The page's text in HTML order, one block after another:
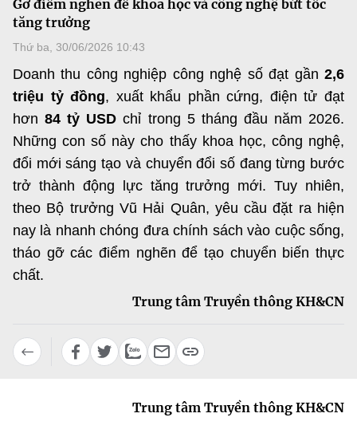
Sở Khoa học và Công nghệ
Chuyển đổi số
Sở hữu trí tuệ
Tiêu chuẩn, đo lường, chất lượng
Năng lượng nguyên tử
Tin tổng hợp
Tin địa phương
Văn bản QPPL
Lấy ý kiến người dân về dự thảo VBQPPL
MST IOFFICE
THỐNG KÊ
Khoa học và Công nghệ
Đổi mới sáng tạo
Chuyển đổi số
Bưu chính, Viễn thông
Sở hữu trí tuệ
Multimedia
THƯ ĐIỆN TỬ
Khác
Videos
Infographic
Ảnh
Chọn ngôn ngữ
Gỡ điểm nghẽn để khoa học và công nghệ bứt tốc
tăng trưởng
Thứ ba, 30/06/2026 10:43
Doanh thu công nghiệp công nghệ số đạt gần 2,6
triệu tỷ đồng, xuất khẩu phần cứng, điện tử đạt
hơn84 tỷ USD chỉ trong 5 tháng đầu năm 2026.
Những con số này cho thấy khoa học, công nghệ,
đổi mới sáng tạo và chuyển đổi số đang từng bước
trở thành động lực tăng trưởng mới. Tuy nhiên,
theo Bộ trưởng Vũ Hải Quân, yêu cầu đặt ra hiện
nay là nhanh chóng đưa chính sách vào cuộc sống,
tháo gỡ các điểm nghẽn để tạo chuyển biến thực
chất.
Trung tâm Truyền thông KH&CN
Trung tâm Truyền thông KH&CN